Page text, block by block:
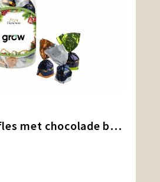
Champagnefles met chocolade bonbons